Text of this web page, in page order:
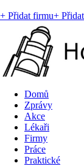
+ Přidat firmu+
Domů
Zprávy
Akce
Lékaři
Firmy
Práce
Praktické